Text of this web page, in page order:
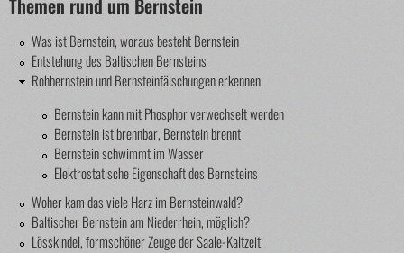
Themen rund um Bernstein
Was ist Bernstein, woraus besteht Bernstein
Entstehung des Baltischen Bernsteins
Rohbernstein und Bernsteinfälschungen erkennen
Bernstein kann mit Phosphor verwechselt werden
Bernstein ist brennbar, Bernstein brennt
Bernstein schwimmt im Wasser
Elektrostatische Eigenschaft des Bernsteins
Woher kam das viele Harz im Bernsteinwald?
Baltischer Bernstein am Niederrhein, möglich?
Lösskindel, formschöner Zeuge der Saale-Kaltzeit